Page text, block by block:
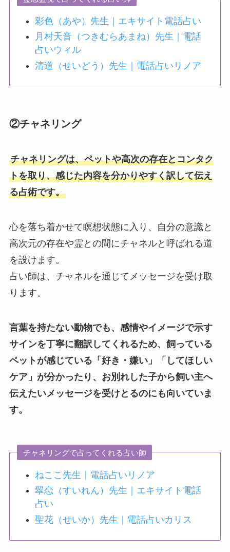
彩色（あや）先生｜エキサイト電話占い
月村天音（つきむらあまね）先生｜電話
占いウィル
清道（せいどう）先生｜電話占いリノア
②チャネリング
チャネリングは、ペットや高次の存在とコンタク
トを取り、感じた内容を分かりやすく訳して伝え
る占術です。
心を落ち着かせて瞑想状態に入り、自分の意識と
高次元の存在や霊との間にチャネルと呼ばれる道
を設けます。
占い師は、チャネルを通じてメッセージを受け取
ります。
言葉を持たない動物でも、感情やイメージで示す
サインを丁寧に翻訳してくれるため、飼っている
ペットが感じている「好き・嫌い」「してほしい
ケア」が分かったり、お別れした子から飼い主へ
伝えたいメッセージを受けとるのにも向いていま
す。
チャネリングで占ってくれる占い師
ねここ先生｜電話占いリノア
翠恋（すいれん）先生｜エキサイト電話
占い
聖花（せいか）先生｜電話占いカリス